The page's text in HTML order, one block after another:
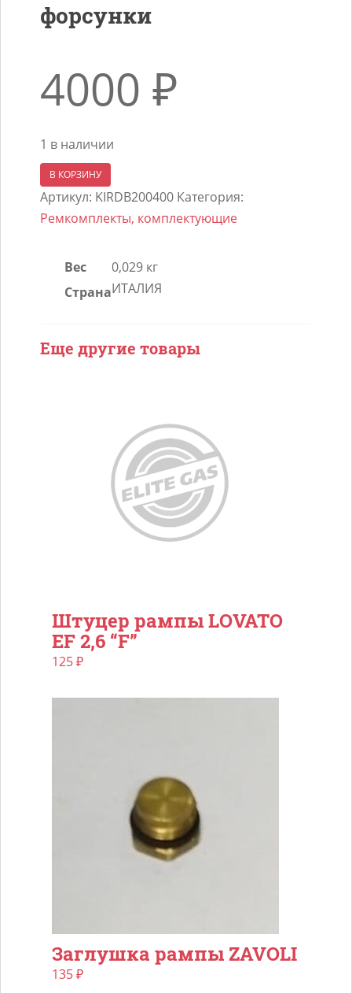
форсунки
4000 ₽
1 в наличии
Количество
товара
Ремкомплект
форсунки
В КОРЗИНУ
Артикул: KIRDB200400 Категория:
Ремкомплекты, комплектующие
Вес
0,029 кг
СтранаИТАЛИЯ
Еще другие товары
Штуцер рампы LOVATO
EF 2,6 “F”
125₽
Заглушка рампы ZAVOLI
135₽